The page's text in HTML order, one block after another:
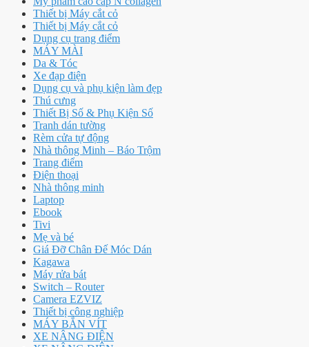
Thiết bị Máy cắt cỏ
Thiết bị Máy cắt cỏ
Dụng cụ trang điểm
MÁY MÀI
Da & Tóc
Xe đạp điện
Dụng cụ và phụ kiện làm đẹp
Thú cưng
Thiết Bị Số & Phụ Kiện Số
Tranh dán tường
Rèm cửa tự động
Nhà thông Minh – Báo Trộm
Trang điểm
Điện thoại
Nhà thông minh
Laptop
Ebook
Tivi
Mẹ và bé
Giá Đỡ Chân Đế Móc Dán
Kagawa
Máy rửa bát
Switch – Router
Camera EZVIZ
Thiết bị công nghiệp
MÁY BẮN VÍT
XE NÂNG ĐIỆN